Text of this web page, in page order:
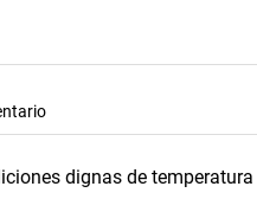
dignas de